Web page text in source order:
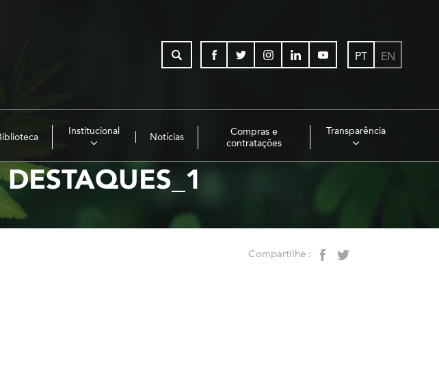
PT EN
Institucional
Notícias
Compras e
contratações
Transparência
Compartilhe :